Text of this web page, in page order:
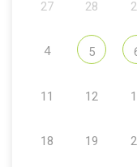
27 28
4 5
11 12
18 19